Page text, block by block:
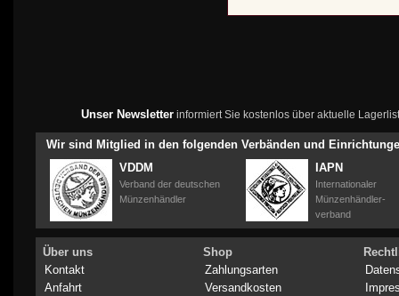
Unser Newsletterinformiert Sie kostenlos über aktuelle
Wir sind Mitglied in den folgenden Verbänden und
VDDM
Verband der deutschen
Münzenhändler
IAPN
Internationaler
Münzenhändler-
verband
Über uns
Kontakt
Anfahrt
Shop
Zahlungsarten
Versandkosten